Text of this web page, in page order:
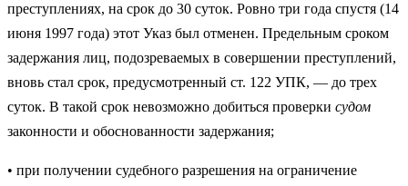
престу­плениях, на срок до 30 суток. Ровно три года спустя (14
июня 1997 года) этот Указ был отменен. Предельным сроком
задержания лиц, подозревае­мых в совершении преступлений,
вновь стал срок, предусмотренный ст. 122 УПК, — до трех
суток. В такой срок невозможно добиться проверки судом
законности и обоснованности задержания;
• при получении судебного разрешения на ограниче­ние